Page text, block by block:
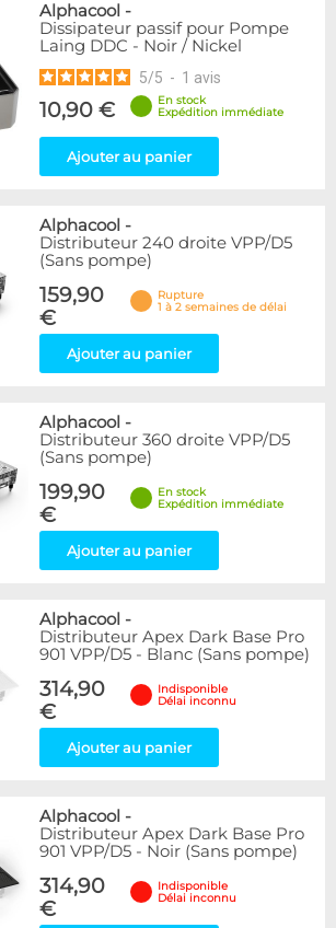
Alphacool -
Dissipateur passif pour Pompe
Laing DDC - Noir / Nickel
5/5 - 1 avis
10,90 €
En stock
Expédition immédiate
Ajouter au panier
Alphacool -
Distributeur 240 droite VPP/D5
(Sans pompe)
159,90
€
Rupture
1 à 2 semaines de délai
Ajouter au panier
Alphacool -
Distributeur 360 droite VPP/D5
(Sans pompe)
199,90
€
En stock
Expédition immédiate
Ajouter au panier
Alphacool -
Distributeur Apex Dark Base Pro
901 VPP/D5 - Blanc (Sans pompe)
314,90
€
Indisponible
Délai inconnu
Ajouter au panier
Alphacool -
Distributeur Apex Dark Base Pro
901 VPP/D5 - Noir (Sans pompe)
314,90
€
Indisponible
Délai inconnu